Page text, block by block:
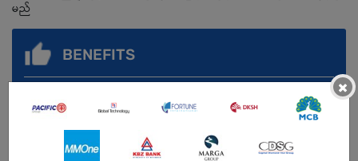
မည်
BENEFITS
အလုပ်ချိန် - မနက် ၉:၀၀ မှ ညနေ ၅:၀၀ ထိ
×